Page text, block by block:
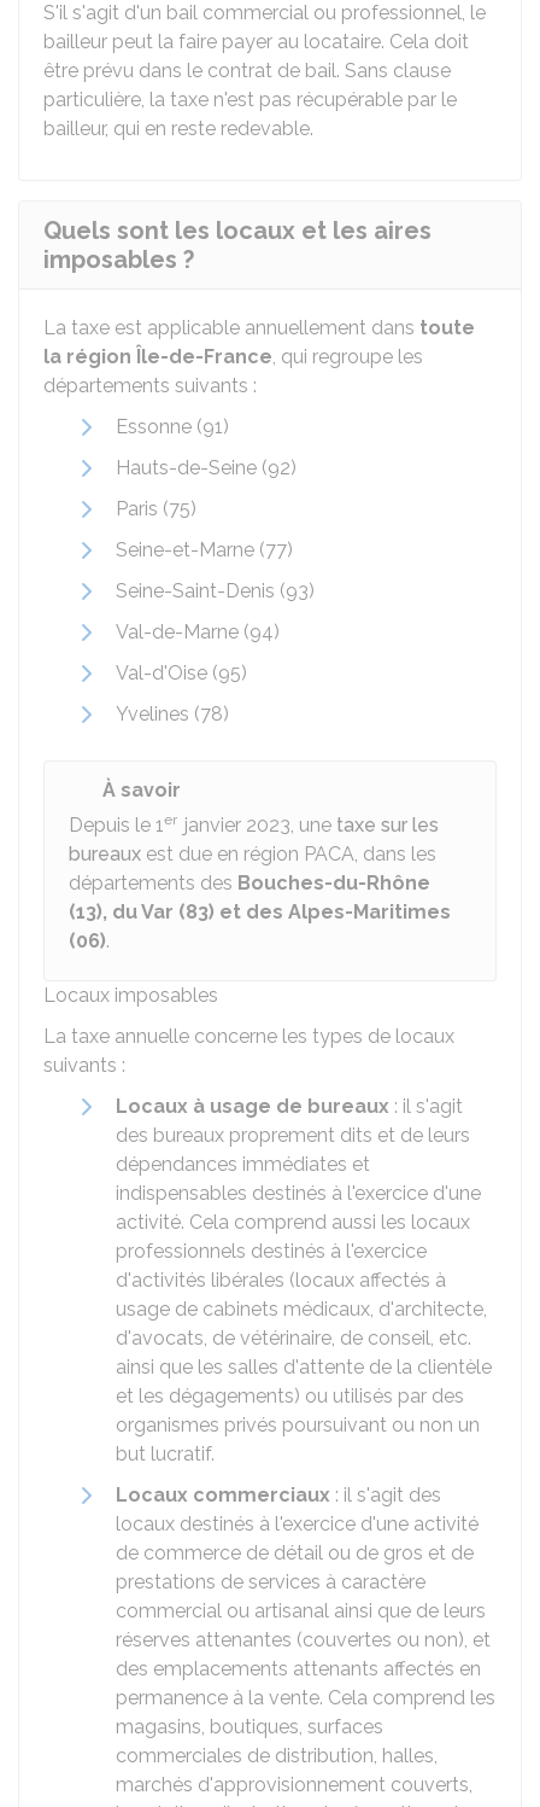
S'il s'agit d'un bail commercial ou professionnel, le
bailleur peut la faire payer au locataire. Cela doit
être prévu dans le contrat de bail. Sans clause
particulière, la taxe n'est pas récupérable par le
bailleur, qui en reste redevable.
Quels sont les locaux et les aires
imposables ?
La taxe est applicable annuellement dans toute
la région Île-de-France, qui regroupe les
départements suivants :
Essonne (91)
Hauts-de-Seine (92)
Paris (75)
Seine-et-Marne (77)
Seine-Saint-Denis (93)
Val-de-Marne (94)
Val-d'Oise (95)
Yvelines (78)
À savoir
Depuis le 1er janvier 2023, une taxe sur les
bureaux est due en région PACA, dans les
départements des Bouches-du-Rhône
(13), du Var (83) et des Alpes-Maritimes
(06).
Locaux imposables
La taxe annuelle concerne les types de locaux
suivants :
Locaux à usage de bureaux : il s'agit
des bureaux proprement dits et de leurs
dépendances immédiates et
indispensables destinés à l'exercice d'une
activité. Cela comprend aussi les locaux
professionnels destinés à l'exercice
d'activités libérales (locaux affectés à
usage de cabinets médicaux, d'architecte,
d'avocats, de vétérinaire, de conseil, etc.
ainsi que les salles d'attente de la clientèle
et les dégagements) ou utilisés par des
organismes privés poursuivant ou non un
but lucratif.
Locaux commerciaux : il s'agit des
locaux destinés à l'exercice d'une activité
de commerce de détail ou de gros et de
prestations de services à caractère
commercial ou artisanal ainsi que de leurs
réserves attenantes (couvertes ou non), et
des emplacements attenants affectés en
permanence à la vente. Cela comprend les
magasins, boutiques, surfaces
commerciales de distribution, halles,
marchés d'approvisionnement couverts,